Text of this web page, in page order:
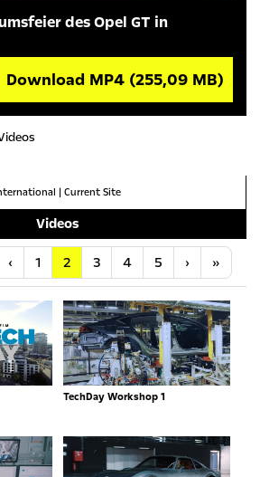
des Opel GT in
Download MP4 (255,09 MB)
| Current Site
Videos
‹ Vorherige
1 2 3 4 5 ›Nächste
»
TechDay Workshop 1